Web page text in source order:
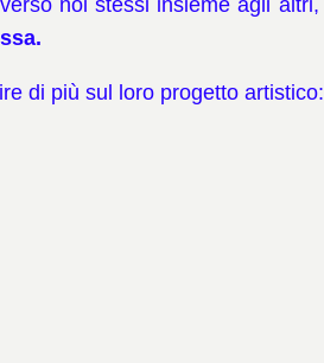
noi stessi insieme agli altri,
di più sul loro progetto artistico: